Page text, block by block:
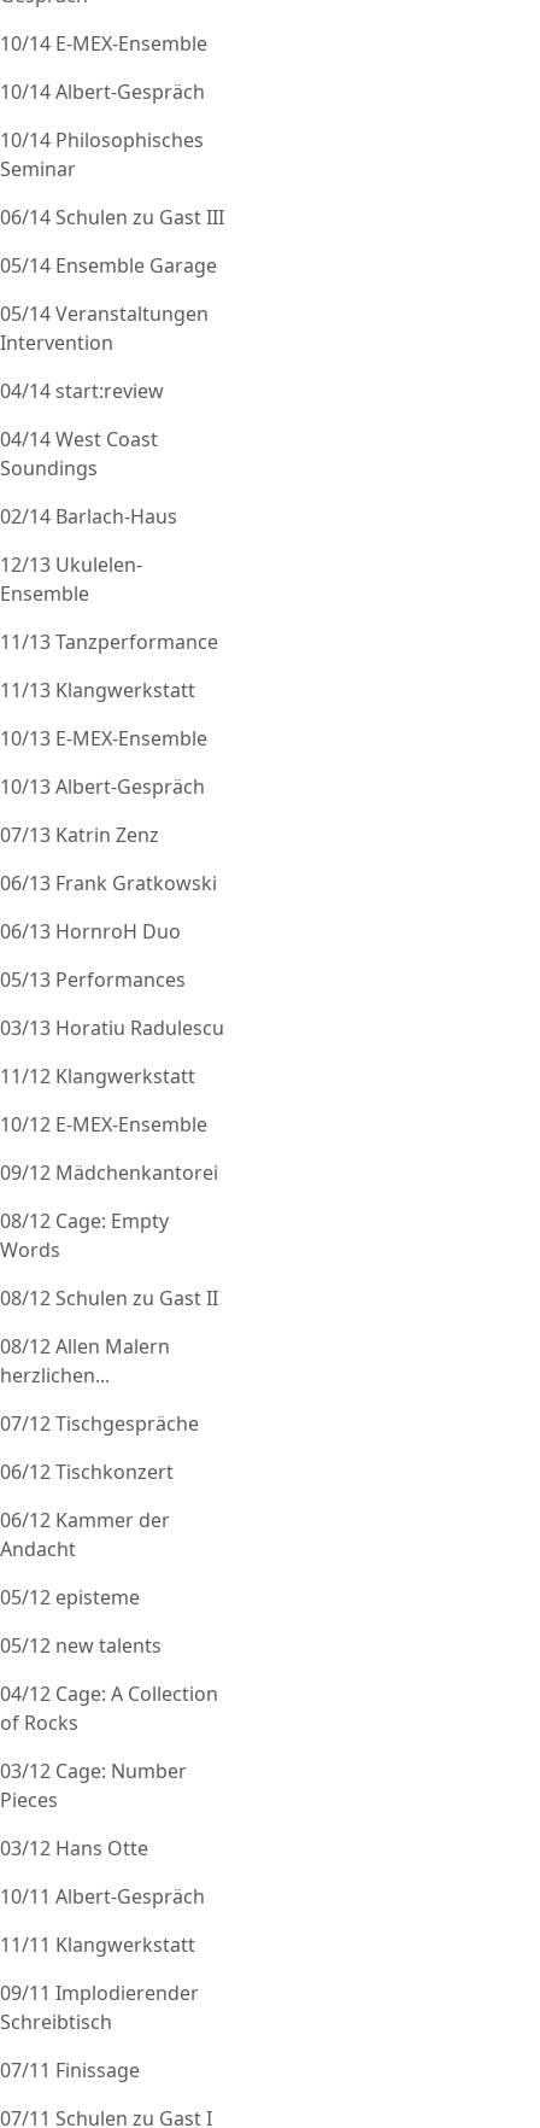
10/14 E-MEX-Ensemble
10/14 Albert-Gespräch
10/14 Philosophisches
Seminar
06/14 Schulen zu Gast III
05/14 Ensemble Garage
05/14 Veranstaltungen
Intervention
04/14 start:review
04/14 West Coast
Soundings
02/14 Barlach-Haus
12/13 Ukulelen-
Ensemble
11/13 Tanzperformance
11/13 Klangwerkstatt
10/13 E-MEX-Ensemble
10/13 Albert-Gespräch
07/13 Katrin Zenz
06/13 Frank Gratkowski
06/13 HornroH Duo
05/13 Performances
03/13 Horatiu Radulescu
11/12 Klangwerkstatt
10/12 E-MEX-Ensemble
09/12 Mädchenkantorei
08/12 Cage: Empty
Words
08/12 Schulen zu Gast II
08/12 Allen Malern
herzlichen...
07/12 Tischgespräche
06/12 Tischkonzert
06/12 Kammer der
Andacht
05/12 episteme
05/12 new talents
04/12 Cage: A Collection
of Rocks
03/12 Cage: Number
Pieces
03/12 Hans Otte
10/11 Albert-Gespräch
11/11 Klangwerkstatt
09/11 Implodierender
Schreibtisch
07/11 Finissage
07/11 Schulen zu Gast I